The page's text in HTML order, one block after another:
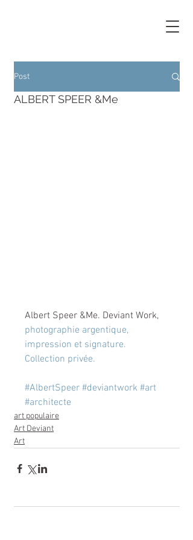
Post
ALBERT SPEER &Me
Albert Speer &Me. Deviant Work,
photographie argentique,
impression et signature.
Collection privée.
#AlbertSpeer #deviantwork #art
#architecte
art populaire
Art Deviant
Art